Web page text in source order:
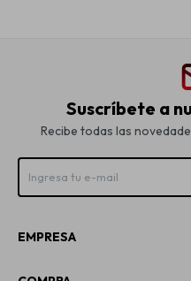
Suscríbete a
Recibe todas las
EMPRESA